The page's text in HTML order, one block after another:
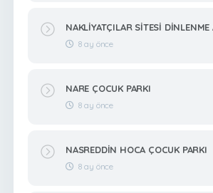
NAKLİYATÇILAR SİTESİ DİNLENME
8 ay önce
NARE ÇOCUK PARKI
8 ay önce
NASREDDİN HOCA ÇOCUK PARKI
8 ay önce